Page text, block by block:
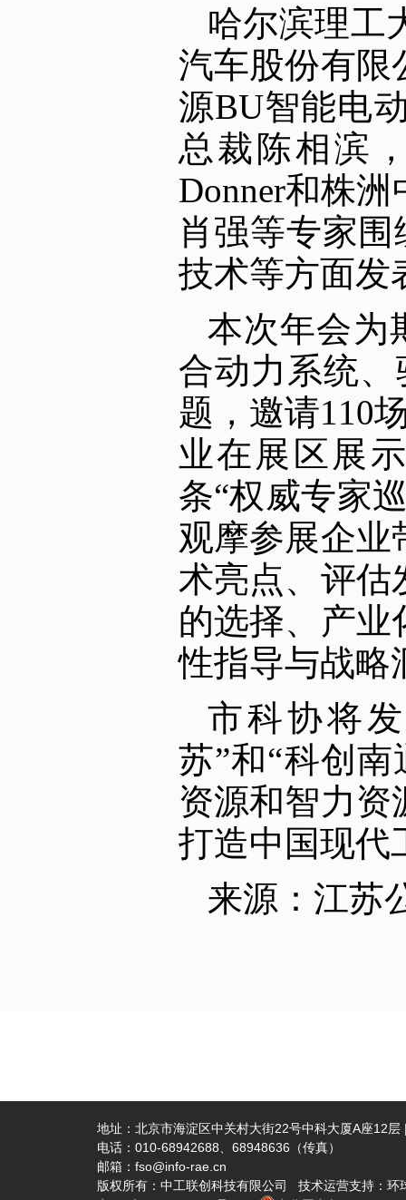
哈尔滨理工
汽车股份有限
源BU智能电
总裁陈相滨
Donner和株
肖强等专家
技术等方面发
本次年会为
合动力系统
题，邀请110
业在展区展
条“权威专家
观摩参展企业
术亮点、评估
的选择、产业
性指导与战略
市科协将
苏”和“科创
资源和智力资
打造中国现代
来源：江苏
地址：北京市海淀区中关村大街22号中科大厦A座12层
电话：010-68942688、68948636（传真）
邮箱：fso@info-rae.cn
版权所有：中工联创科技有限公司 技术运营支持：